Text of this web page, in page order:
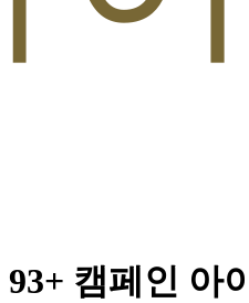
93+ 캠페인 아